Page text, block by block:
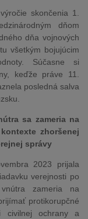
skončenia 1.
dňom
dňa vojnových
všetkým bojujúcim
Súčasne si
keďže práve 11.
posledná salva
sa zameria na
zhoršenej
správy
2023 prijala
verejnosti po
zameria na
protikorupčné
civilnej ochrany a